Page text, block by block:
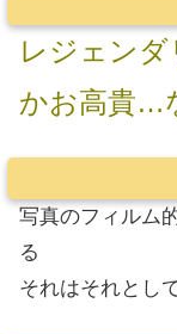
レジェン
かお高貴…
写真のフィルム
る
それはそれとし